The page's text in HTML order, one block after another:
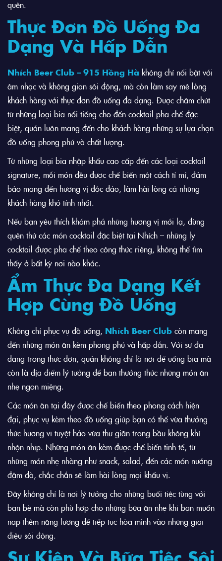
quên.
Thực Đơn Đồ Uống Đa
Dạng Và Hấp Dẫn
Nhích Beer Club – 915 Hồng Hà không chỉ nổi bật với
âm nhạc và không gian sôi động, mà còn làm say mê lòng
khách hàng với thực đơn đồ uống đa dạng. Được chăm chút
từ những loại bia nổi tiếng cho đến cocktail pha chế đặc
biệt, quán luôn mang đến cho khách hàng những sự lựa chọn
đồ uống phong phú và chất lượng.
Từ những loại bia nhập khẩu cao cấp đến các loại cocktail
signature, mỗi món đều được chế biến một cách tỉ mỉ, đảm
bảo mang đến hương vị độc đáo, làm hài lòng cả những
khách hàng khó tính nhất.
Nếu bạn yêu thích khám phá những hương vị mới lạ, đừng
quên thử các món cocktail đặc biệt tại Nhích – những ly
cocktail được pha chế theo công thức riêng, không thể tìm
thấy ở bất kỳ nơi nào khác.
Ẩm Thực Đa Dạng Kết
Hợp Cùng Đồ Uống
Không chỉ phục vụ đồ uống, Nhích Beer Club còn mang
đến những món ăn kèm phong phú và hấp dẫn. Với sự đa
dạng trong thực đơn, quán không chỉ là nơi để uống bia mà
còn là địa điểm lý tưởng để bạn thưởng thức những món ăn
nhẹ ngon miệng.
Các món ăn tại đây được chế biến theo phong cách hiện
đại, phục vụ kèm theo đồ uống giúp bạn có thể vừa thưởng
thức hương vị tuyệt hảo vừa thư giãn trong bầu không khí
nhộn nhịp. Những món ăn kèm được chế biến tinh tế, từ
những món nhẹ nhàng như snack, salad, đến các món nướng
đậm đà, chắc chắn sẽ làm hài lòng mọi khẩu vị.
Đây không chỉ là nơi lý tưởng cho những buổi tiệc tùng với
bạn bè mà còn phù hợp cho những bữa ăn nhẹ khi bạn muốn
nạp thêm năng lượng để tiếp tục hòa mình vào những giai
điệu sôi động.